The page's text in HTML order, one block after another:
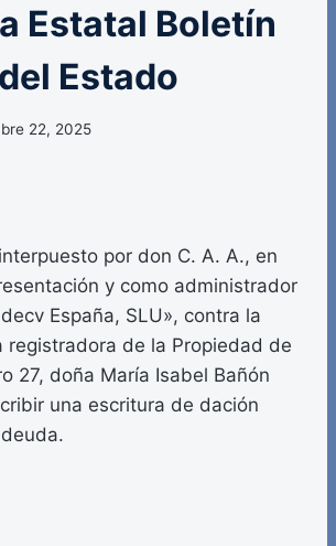
Estatal Boletín
Estado
22, 2025
por don C. A. A., en
y como administrador
España, SLU», contra la
registradora de la Propiedad de
27, doña María Isabel Bañón
una escritura de dación